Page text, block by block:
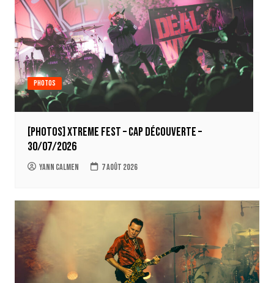
Photos
[Photos] Xtreme Fest – Cap découverte –
30/07/2026
Yann Calmen 7 août 2026